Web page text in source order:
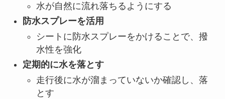
水が自然に流れ落ちるようにする
防水スプレーを活用
シートに防水スプレーをかけることで、撥
水性を強化
定期的に水を落とす
走行後に水が溜まっていないか確認し、落
とす